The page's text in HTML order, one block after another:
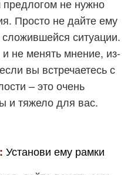
не нужно
Просто не дайте ему
ситуации.
не менять мнение, из-
вы встречаетесь с
– это очень
и тяжело для вас.
Установи ему рамки